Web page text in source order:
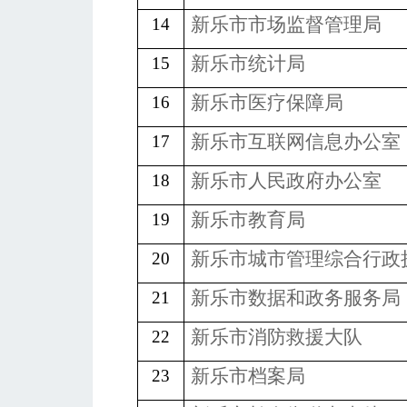
14 新乐市市场监督管理局
15 新乐市统计局
16 新乐市医疗保障局
17 新乐市互联网信息办公室
18 新乐市人民政府办公室
19 新乐市教育局
20 新乐市城市管理综合行政
21 新乐市数据和政务服务局
22 新乐市消防救援大队
23 新乐市档案局